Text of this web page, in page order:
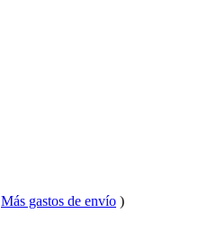
Más gastos de envío )